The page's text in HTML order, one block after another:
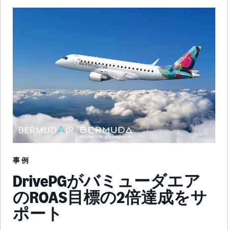
事例
DrivePGがバミューダエア
のROAS目標の2倍達成をサ
ポート